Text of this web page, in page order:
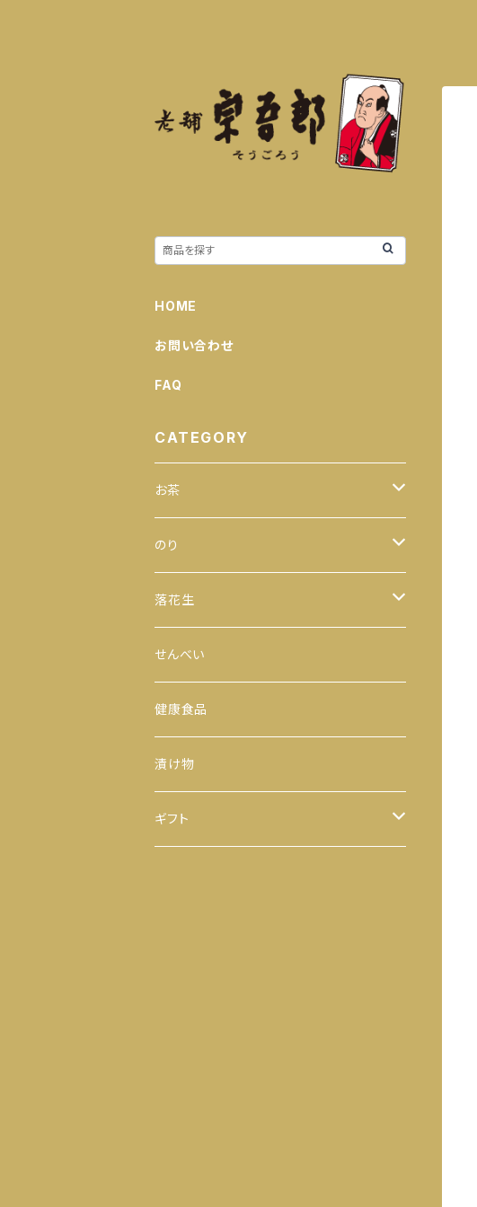
HOME
お問い合わせ
FAQ
CATEGORY
お茶
緑茶
100ｇ
200ｇ
玄米茶
茎茶
玉露
番茶
ほうじ茶
のり
全型
手巻のり
おにぎりのり
カットのり
八千代 八福神のり
落花生
からつき
平袋（中袋サイズ）
一期一会（小袋サイズ）
せんべい
健康食品
漬け物
ギフト